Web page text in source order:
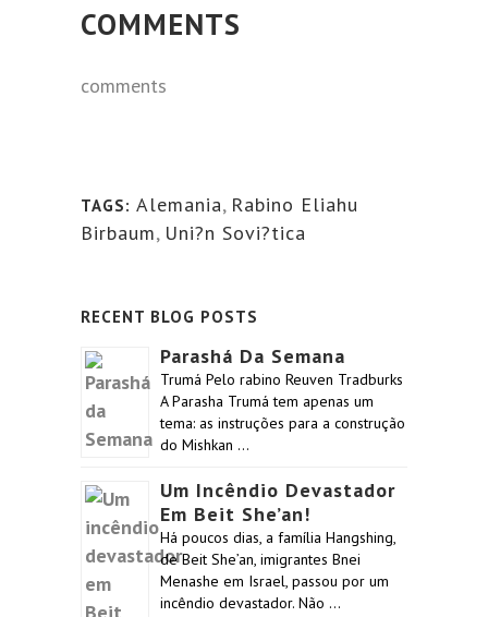
COMMENTS
comments
TAGS: Alemania, Rabino Eliahu
Birbaum, Uni?n Sovi?tica
RECENT BLOG POSTS
Parashá Da Semana
Trumá Pelo rabino Reuven Tradburks
A Parasha Trumá tem apenas um
tema: as instruções para a construção
do Mishkan …
Um Incêndio Devastador
Em Beit She’an!
Há poucos dias, a família Hangshing,
de Beit She’an, imigrantes Bnei
Menashe em Israel, passou por um
incêndio devastador. Não …